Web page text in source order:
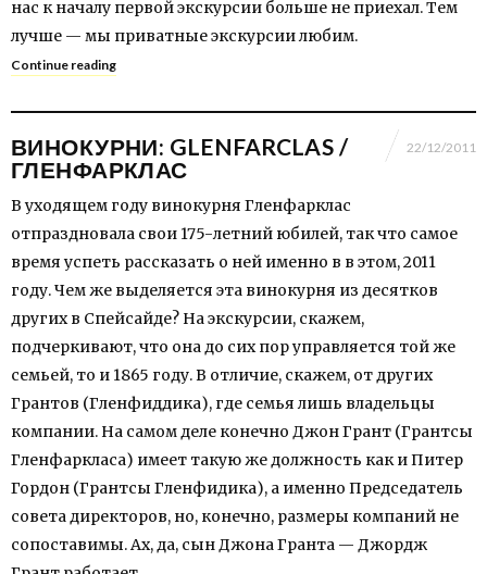
нас к началу первой экскурсии больше не приехал. Тем
лучше — мы приватные экскурсии любим.
Continue reading
ВИНОКУРНИ: GLENFARCLAS /
ГЛЕНФАРКЛАС
22/12/2011
В уходящем году винокурня Гленфарклас
отпраздновала свои 175-летний юбилей, так что самое
время успеть рассказать о ней именно в в этом, 2011
году. Чем же выделяется эта винокурня из десятков
других в Спейсайде? На экскурсии, скажем,
подчеркивают, что она до сих пор управляется той же
семьей, то и 1865 году. В отличие, скажем, от других
Грантов (Гленфиддика), где семья лишь владельцы
компании. На самом деле конечно Джон Грант (Грантсы
Гленфаркласа) имеет такую же должность как и Питер
Гордон (Грантсы Гленфидика), а именно Председатель
совета директоров, но, конечно, размеры компаний не
сопоставимы. Ах, да, сын Джона Гранта — Джордж